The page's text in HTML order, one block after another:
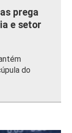
prega
e setor
do